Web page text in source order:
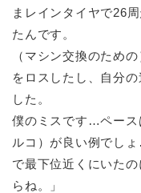
まレインタイヤで26
たんです。
（マシン交換のため
をロスしたし、自分
した。
僕のミスです…ペース
ルコ）が良い例でし
で最下位近くにいた
らね。」